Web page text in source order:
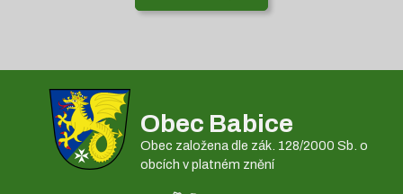
Obec Babice
Obec založena dle zák. 128/2000 Sb. o
obcích v platném znění